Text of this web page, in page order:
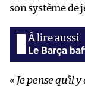
son système de
Le Barça
« Je pense qu’il